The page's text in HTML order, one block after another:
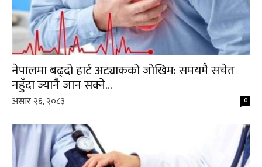
नेपालमा बढ्दो हार्ट अट्याकको जोखिम: समयमै सचेत
नहुँदा ज्यानै जान सक्ने...
असार २६, २०८३ 0